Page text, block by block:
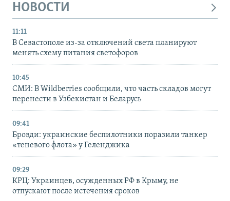
НОВОСТИ
11:11
В Севастополе из-за отключений света планируют
менять схему питания светофоров
10:45
СМИ: В Wildberries сообщили, что часть складов могут
перенести в Узбекистан и Беларусь
09:41
Бровди: украинские беспилотники поразили танкер
«теневого флота» у Геленджика
09:29
КРЦ: Украинцев, осужденных РФ в Крыму, не
отпускают после истечения сроков